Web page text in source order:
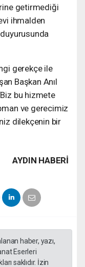
getirmediği
ihmalden
duyurusunda
gerekçe ile
Başkan Anıl
bu hizmete
ve gerecimiz
dilekçenin bir
AYDIN HABERİ
haber, yazı,
Eserleri
saklıdır. İzin